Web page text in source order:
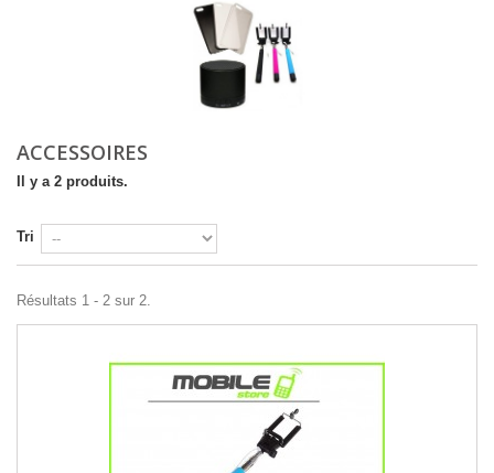
ACCESSOIRES
Il y a 2 produits.
Tri
Résultats 1 - 2 sur 2.